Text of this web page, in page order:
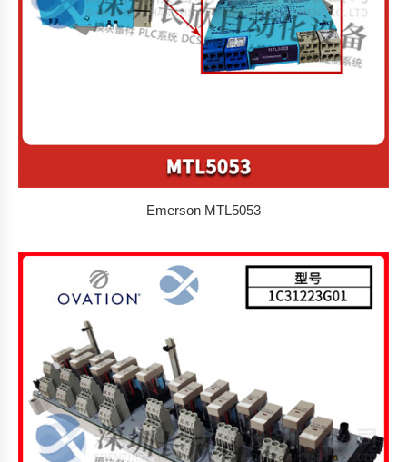
Emerson MTL5053